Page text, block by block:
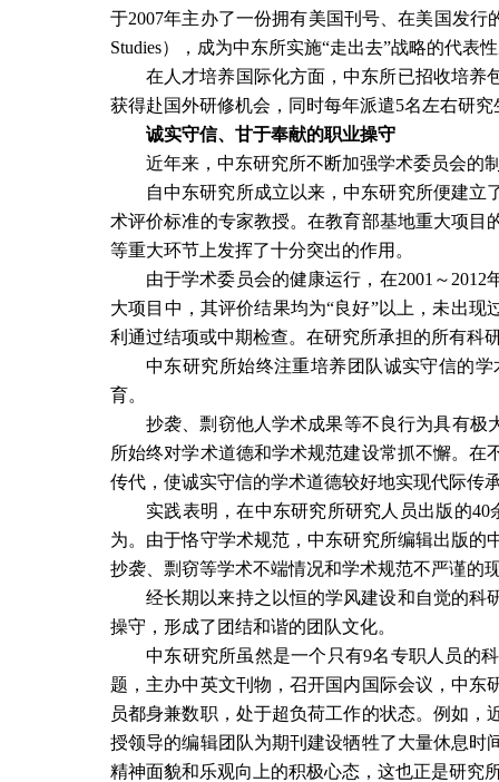
于2007年主办了一份拥有美国刊号、在美国发行
Studies），成为中东所实施“走出去”战略的代表
在人才培养国际化方面，中东所已招收培养
获得赴国外研修机会，同时每年派遣5名左右研究
诚实守信、甘于奉献的职业操守
近年来，中东研究所不断加强学术委员会的
自中东研究所成立以来，中东研究所便建
术评价标准的专家教授。在教育部基地重大项
等重大环节上发挥了十分突出的作用。
由于学术委员会的健康运行，在2001 ～ 2012
大项目中，其评价结果均为“良好”以上，未出
利通过结项或中期检查。在研究所承担的所有科
中东研究所始终注重培养团队诚实守信的
育。
抄袭、剽窃他人学术成果等不良行为具有极
所始终对学术道德和学术规范建设常抓不懈。
传代，使诚实守信的学术道德较好地实现代际传
实践表明，在中东研究所研究人员出版的40
为。由于恪守学术规范，中东研究所编辑出版
抄袭、剽窃等学术不端情况和学术规范不严谨的
经长期以来持之以恒的学风建设和自觉的科
操守，形成了团结和谐的团队文化。
中东研究所虽然是一个只有9名专职人员的
题，主办中英文刊物，召开国内国际会议，中
员都身兼数职，处于超负荷工作的状态。例如
授领导的编辑团队为期刊建设牺牲了大量休息
精神面貌和乐观向上的积极心态，这也正是研究